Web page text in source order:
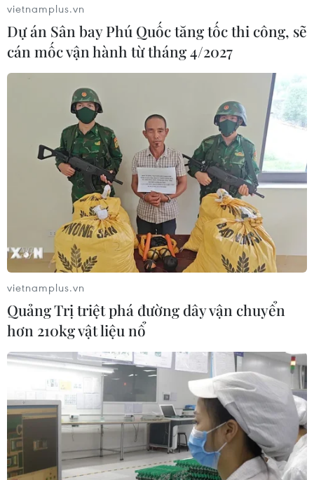
vietnamplus.vn
Dự án Sân bay Phú Quốc tăng tốc thi công, sẽ
cán mốc vận hành từ tháng 4/2027
vietnamplus.vn
Quảng Trị triệt phá đường dây vận chuyển
hơn 210kg vật liệu nổ